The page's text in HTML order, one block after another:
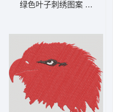
13-DST格式
绿色叶子刺绣图案 格子翅